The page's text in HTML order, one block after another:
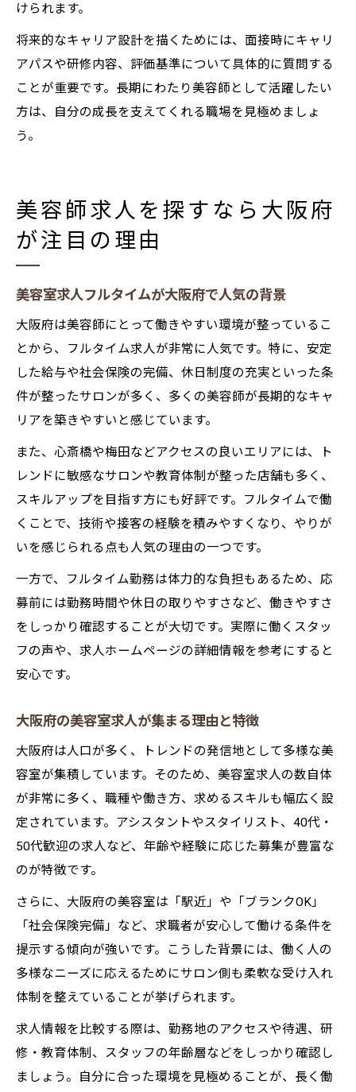
けられます。
将来的なキャリア設計を描くためには、面接時にキャリ
アパスや研修内容、評価基準について具体的に質問する
ことが重要です。長期にわたり美容師として活躍したい
方は、自分の成長を支えてくれる職場を見極めましょ
う。
美容師求人を探すなら大阪府
が注目の理由
美容室求人フルタイムが大阪府で人気の背景
大阪府は美容師にとって働きやすい環境が整っているこ
とから、フルタイム求人が非常に人気です。特に、安定
した給与や社会保険の完備、休日制度の充実といった条
件が整ったサロンが多く、多くの美容師が長期的なキャ
リアを築きやすいと感じています。
また、心斎橋や梅田などアクセスの良いエリアには、ト
レンドに敏感なサロンや教育体制が整った店舗も多く、
スキルアップを目指す方にも好評です。フルタイムで働
くことで、技術や接客の経験を積みやすくなり、やりが
いを感じられる点も人気の理由の一つです。
一方で、フルタイム勤務は体力的な負担もあるため、応
募前には勤務時間や休日の取りやすさなど、働きやすさ
をしっかり確認することが大切です。実際に働くスタッ
フの声や、求人ホームページの詳細情報を参考にすると
安心です。
大阪府の美容室求人が集まる理由と特徴
大阪府は人口が多く、トレンドの発信地として多様な美
容室が集積しています。そのため、美容室求人の数自体
が非常に多く、職種や働き方、求めるスキルも幅広く設
定されています。アシスタントやスタイリスト、40代・
50代歓迎の求人など、年齢や経験に応じた募集が豊富な
のが特徴です。
さらに、大阪府の美容室は「駅近」や「ブランクOK」
「社会保険完備」など、求職者が安心して働ける条件を
提示する傾向が強いです。こうした背景には、働く人の
多様なニーズに応えるためにサロン側も柔軟な受け入れ
体制を整えていることが挙げられます。
求人情報を比較する際は、勤務地のアクセスや待遇、研
修・教育体制、スタッフの年齢層などをしっかり確認し
ましょう。自分に合った環境を見極めることが、長く働